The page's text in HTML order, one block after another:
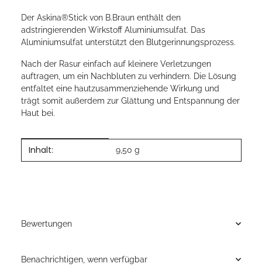
Der Askina®Stick von B.Braun enthält den
adstringierenden Wirkstoff Aluminiumsulfat. Das
Aluminiumsulfat unterstützt den Blutgerinnungsprozess.
Nach der Rasur einfach auf kleinere Verletzungen
auftragen, um ein Nachbluten zu verhindern. Die Lösung
entfaltet eine hautzusammenziehende Wirkung und
trägt somit außerdem zur Glättung und Entspannung der
Haut bei.
Produkteigenschaft
Wert
Inhalt: 9,50 g
Bewertungen
Benachrichtigen, wenn verfügbar